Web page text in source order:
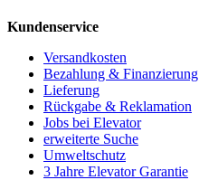
Kundenservice
Versandkosten
Bezahlung & Finanzierung
Lieferung
Rückgabe & Reklamation
Jobs bei Elevator
erweiterte Suche
Umweltschutz
3 Jahre Elevator Garantie